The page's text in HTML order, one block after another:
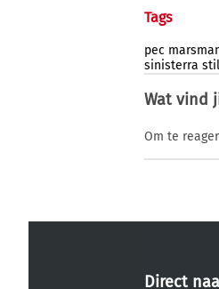
Tags
pec
sinisterra
Wat vind
Om te
Direct